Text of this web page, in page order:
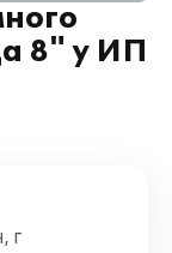
8" у ИП
г